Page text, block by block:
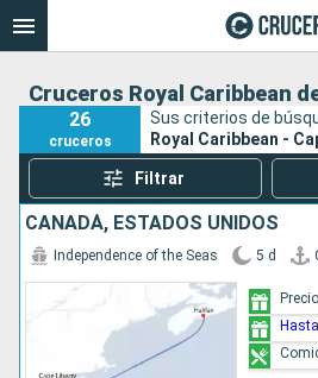
Cruceros Royal Caribbean
26
cruceros
Sus criterios de
Royal Caribbean -
Filtrar
CANADÁ, ESTADOS UNIDOS
Independence of the Seas 5 d